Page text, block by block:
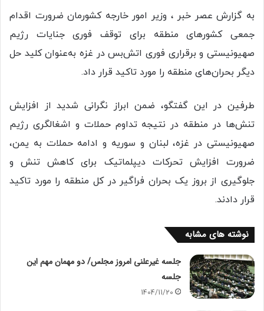
به گزارش عصر خبر ، وزیر امور خارجه کشورمان ضرورت اقدام
جمعی کشورهای منطقه برای توقف فوری جنایات رژیم
صهیونیستی و برقراری فوری اتش‌بس در غزه به‌عنوان کلید حل
دیگر بحران‌های منطقه را مورد تاکید قرار داد.
طرفین در این گفتگو، ضمن ابراز نگرانی شدید از افزایش
تنش‌ها در منطقه در نتیجه تداوم حملات و اشغالگری رژیم
صهیونیستی در غزه، لبنان و سوریه و ادامه حملات به یمن،
ضرورت افزایش تحرکات دیپلماتیک برای کاهش تنش و
جلوگیری از بروز یک بحران فراگیر در کل منطقه را مورد تاکید
قرار دادند.
نوشته های مشابه
جلسه غیرعلنی امروز مجلس/ دو مهمان مهم این
جلسه
1404/11/20